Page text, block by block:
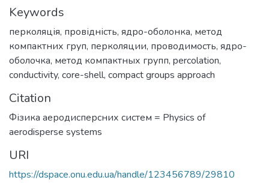
Keywords
перколяція, провідність, ядро-оболонка, метод
компактних груп, перколяции, проводимость, ядро-
оболочка, метод компактных групп, percolation,
conductivity, core-shell, compact groups approach
Citation
Фізика аеродисперсних систем = Physics of
aerodisperse systems
URI
https://dspace.onu.edu.ua/handle/123456789/29810